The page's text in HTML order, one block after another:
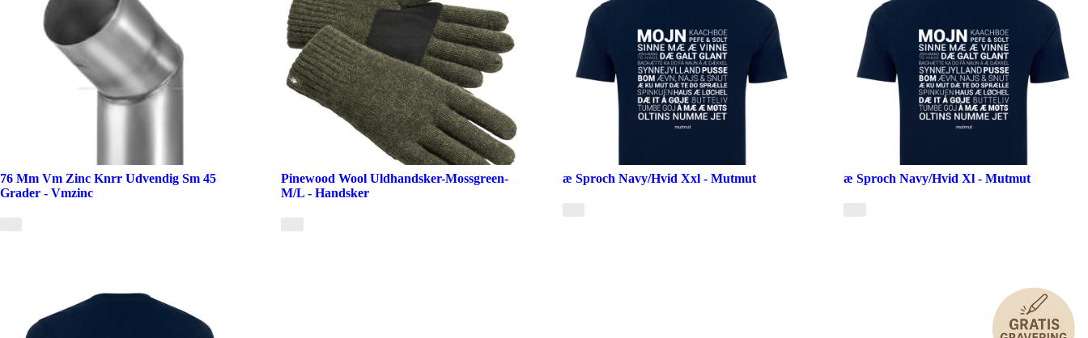
76 Mm Vm Zinc Knrr Udvendig Sm 45
Grader - Vmzinc
Pinewood Wool Uldhandsker-Mossgreen-
M/L - Handsker
æ Sproch Navy/Hvid Xxl - Mutmut æ Sproch Navy/Hvid Xl - Mutmut